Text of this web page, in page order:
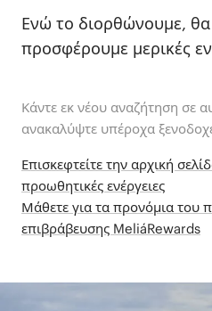
Ενώ το διορθώνουμε,
προσφέρουμε μερικές
Κάντε εκ νέου αναζήτηση σε
ανακαλύψτε υπέροχα
Επισκεφτείτε την αρχική
προωθητικές ενέργειες
Μάθετε για τα προνόμια του
επιβράβευσης MeliáRewards